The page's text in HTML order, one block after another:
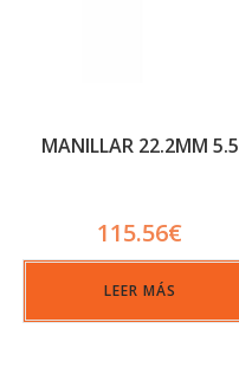
MANILLAR 22.2MM 5.5
115.56€
LEER MÁS